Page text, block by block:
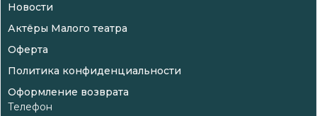
Новости
Актёры Малого театра
Оферта
Политика конфиденциальности
Оформление возврата
Телефон